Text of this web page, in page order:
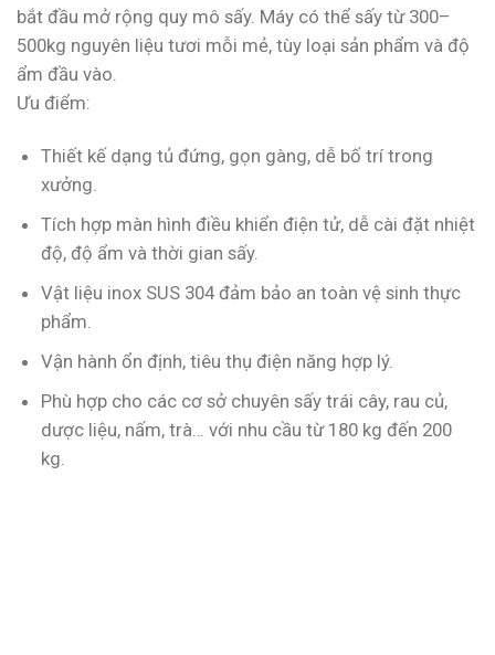
bắt đầu mở rộng quy mô sấy. Máy có thể sấy từ 300–
500kg nguyên liệu tươi mỗi mẻ, tùy loại sản phẩm và độ
ẩm đầu vào.
Ưu điểm:
Thiết kế dạng tủ đứng, gọn gàng, dễ bố trí trong
xưởng.
Tích hợp màn hình điều khiển điện tử, dễ cài đặt nhiệt
độ, độ ẩm và thời gian sấy.
Vật liệu inox SUS 304 đảm bảo an toàn vệ sinh thực
phẩm.
Vận hành ổn định, tiêu thụ điện năng hợp lý.
Phù hợp cho các cơ sở chuyên sấy trái cây, rau củ,
dược liệu, nấm, trà… với nhu cầu từ 180 kg đến 200
kg.